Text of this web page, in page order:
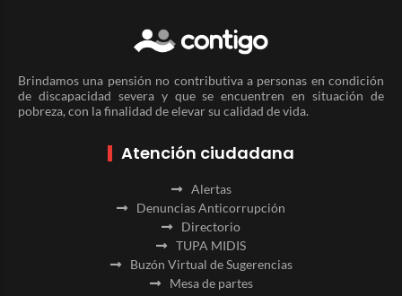
Brindamos una pensión no contributiva a personas en condición
de discapacidad severa y que se encuentren en situación de
pobreza, con la finalidad de elevar su calidad de vida.
Atención ciudadana
Alertas
Denuncias Anticorrupción
Directorio
TUPA MIDIS
Buzón Virtual de Sugerencias
Mesa de partes